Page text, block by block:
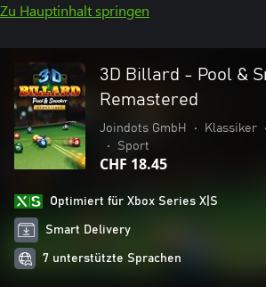
Zu Hauptinhalt springen
3D Billard - Pool &
Remastered
Joindots GmbH • Klassiker •
•
Sport
CHF 18.45
Optimiert für Xbox Series X|S
Smart Delivery
7 unterstützte Sprachen